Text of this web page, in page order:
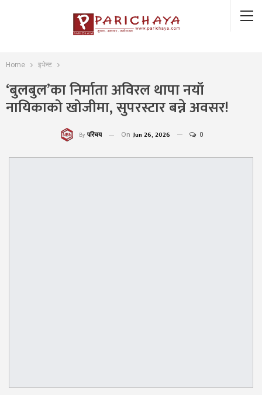
Home इभेन्ट
‘बुलबुल’का निर्माता अविरल थापा नयाँ
नायिकाको खोजीमा, सुपरस्टार बन्ने अवसर!
By परिचय On Jun 26, 2026 0